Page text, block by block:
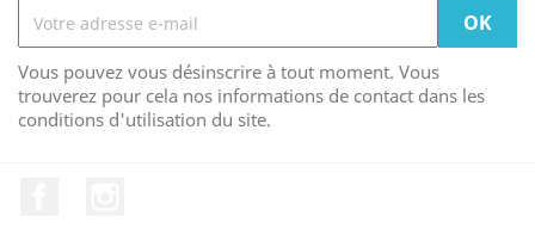
Vous pouvez vous désinscrire à tout moment. Vous
trouverez pour cela nos informations de contact dans les
conditions d'utilisation du site.